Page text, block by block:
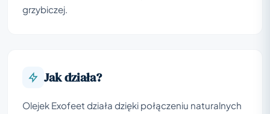
grzybiczej.
Jak działa?
Olejek Exofeet działa dzięki połączeniu naturalnych